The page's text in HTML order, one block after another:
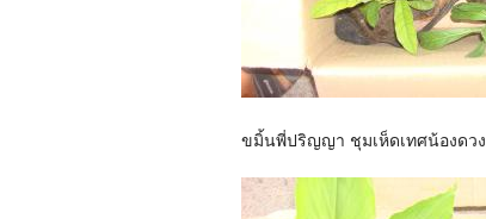
ขมิ้นพี่ปริญญา ชุมเห็ดเทศน้องดวง